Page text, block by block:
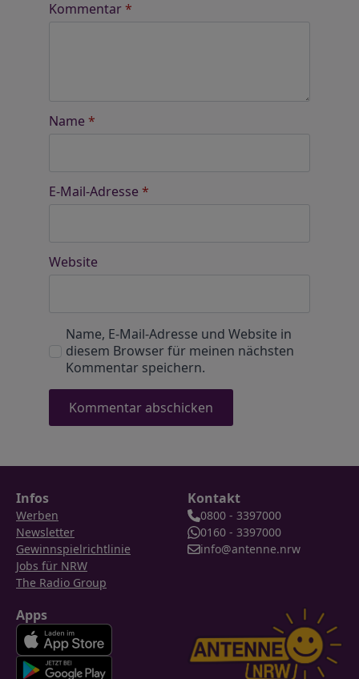
Kommentar*
Name *
E-Mail-Adresse *
Website
Name, E-Mail-Adresse und Website in
diesem Browser für meinen nächsten
Kommentar speichern.
Infos
Werben
Newsletter
Gewinnspielrichtlinie
Jobs für NRW
The Radio Group
Kontakt
0800 - 3397000
0160 - 3397000
info@antenne.nrw
Apps